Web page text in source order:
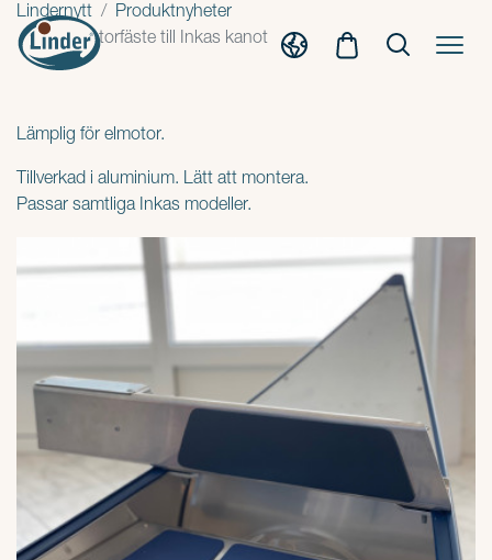
Lindernytt
Produktnyheter
Nytt motorfäste till Inkas kanot
Lämplig för elmotor.
Tillverkad i aluminium. Lätt att montera.
Passar samtliga Inkas modeller.